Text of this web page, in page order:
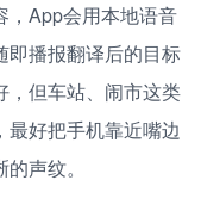
，App会用本地语音
即播报翻译后的目标
，但车站、闹市这类
好把手机靠近嘴边
声纹。